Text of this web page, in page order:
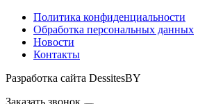
Политика конфиденциальности
Обработка персональных данных
Новости
Контакты
Разработка сайта DessitesBY
Заказать звонок